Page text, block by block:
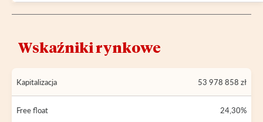
Wskaźniki rynkowe
Kapitalizacja 53 978 858 zł
Free float 24,30%